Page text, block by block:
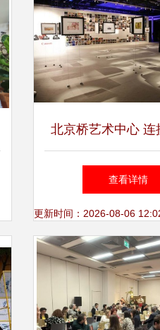
北京桥艺术中心 连
业，共创共赢新
查看详情
更新时间：2026-08-06